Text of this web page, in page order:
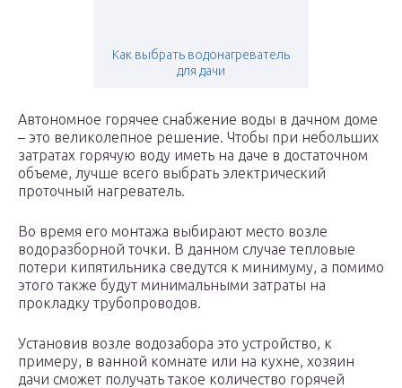
Как выбрать водонагреватель
для дачи
Автономное горячее снабжение воды в дачном доме
– это великолепное решение. Чтобы при небольших
затратах горячую воду иметь на даче в достаточном
объеме, лучше всего выбрать электрический
проточный нагреватель.
Во время его монтажа выбирают место возле
водоразборной точки. В данном случае тепловые
потери кипятильника сведутся к минимуму, а помимо
этого также будут минимальными затраты на
прокладку трубопроводов.
Установив возле водозабора это устройство, к
примеру, в ванной комнате или на кухне, хозяин
дачи сможет получать такое количество горячей